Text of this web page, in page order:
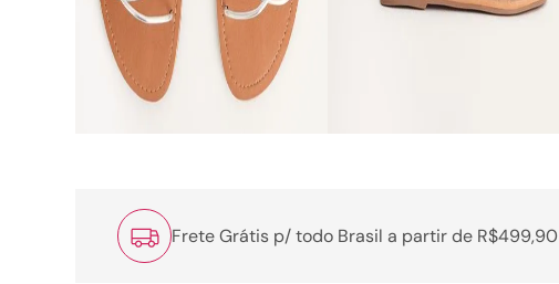
Frete Grátis p/ todo Brasil a partir de R$499,90